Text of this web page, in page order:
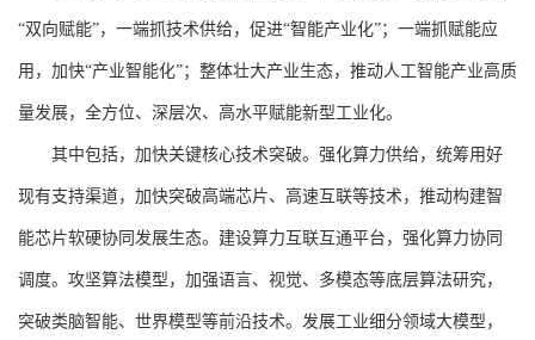
“双向赋能”，一端抓技术供给，促进“智能产业化”；一端抓赋能应
用，加快“产业智能化”；整体壮大产业生态，推动人工智能产业高质
量发展，全方位、深层次、高水平赋能新型工业化。
其中包括，加快关键核心技术突破。强化算力供给，统筹用好
现有支持渠道，加快突破高端芯片、高速互联等技术，推动构建智
能芯片软硬协同发展生态。建设算力互联互通平台，强化算力协同
调度。攻坚算法模型，加强语言、视觉、多模态等底层算法研究，
突破类脑智能、世界模型等前沿技术。发展工业细分领域大模型，